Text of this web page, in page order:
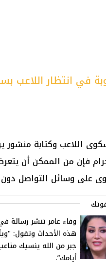
في انتظار اللاعب
اللاعب وكتابة منشور
فإن من الممكن أن
على وسائل التواصل دون
وفاء عامر تنشر رسالة
هذه الأحداث وتقول:
جبر من الله ينسيك
أيامك”.